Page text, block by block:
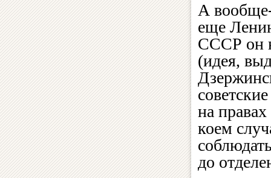
А
еще
СССР он
(идея,
на
коем
до